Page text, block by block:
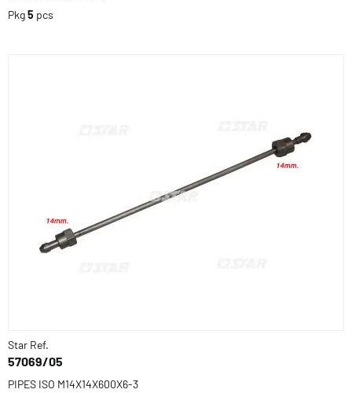
Pkg5 pcs
Star Ref.
57069/05
PIPES ISO M14X14X600X6-3